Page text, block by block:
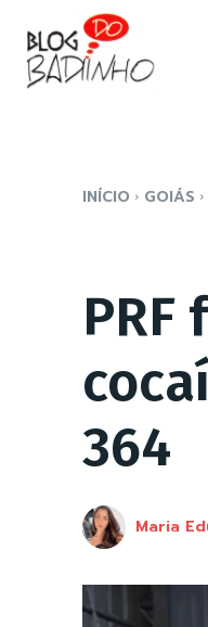
INÍCIO GOIÁS
364
Maria